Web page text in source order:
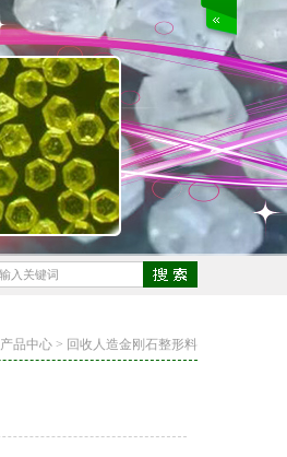
产品中心 > 回收人造金刚石整形料